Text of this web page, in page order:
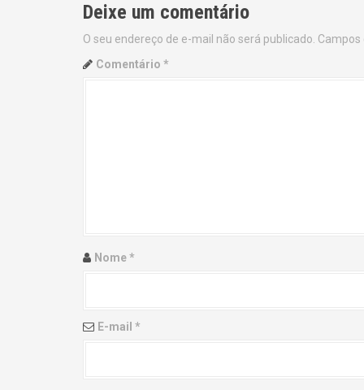
t
n
n
Deixe um comentário
O seu endereço de e-mail não será publicado.
Comentário *
Nome*
E-mail *